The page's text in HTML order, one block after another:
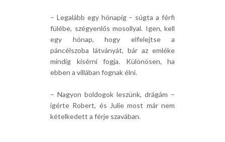
– Legalább egy hónapig – súgta a férfi
fülébe, szégyenlős mosollyal. Igen, kell
egy hónap, hogy elfelejtse a
páncélszoba látványát, bár az emléke
mindig kísérni fogja. Különösen, ha
ebben a villában fognak élni.
– Nagyon boldogok leszünk, drágám –
ígérte Robert, és Julie most már nem
kételkedett a férje szavában.